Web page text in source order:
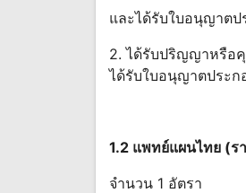
และได้รับใบอนุญาต
2. ได้รับปริญญาหรือ
ได้รับใบอนุญาตประ
1.2 แพทย์แผนไทย (ร
จำนวน 1 อัตรา